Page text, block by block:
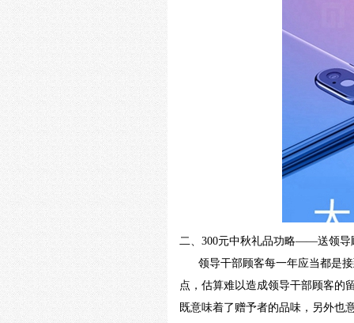
二、 300元中秋礼品功略——送领导
领导干部顾客每一年应当都是接
点，估算难以造成领导干部顾客的
既意味着了赠予者的品味，另外也